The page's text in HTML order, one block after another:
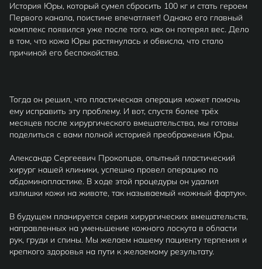
История Юры, который сумел сбросить 100 кг и стать героем
Первого канала, поистине впечатляет! Однако его главный
комплекс появился уже после того, как он потерял вес. Дело
в том, что кожа Юры растянулась и обвисла, что стало
причиной его беспокойства.
Тогда он решил, что пластическая операция может помочь
ему исправить эту проблему. И вот, спустя более трёх
месяцев после хирургического вмешательства, мы готовы
поделиться с вами полной историей преображения Юры.
Александр Сергеевич Прокопцов, опытный пластический
хирург нашей клиники, успешно провел операцию по
абдоминопластике. В ходе этой процедуры он удалил
излишки кожи на животе, так называемый «кожный фартук».
В будущем планируется серия хирургических вмешательств,
направленных на уменьшение кожного лоскута в области
рук, груди и спины. Мы желаем нашему пациенту терпения и
крепкого здоровья на пути к желаемому результату.